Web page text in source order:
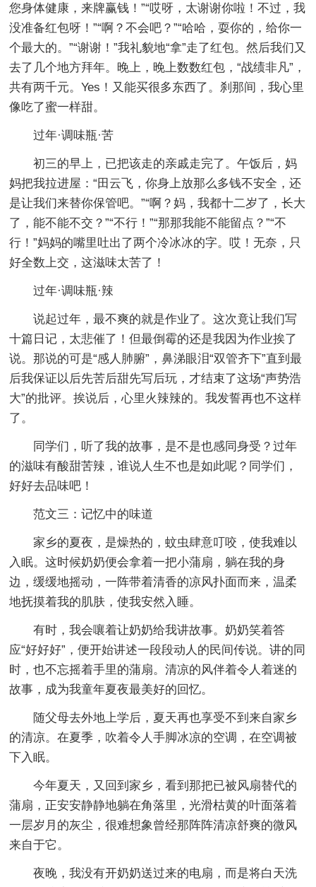
您身体健康，来牌赢钱！”“哎呀，太谢谢你啦！不过，我
没准备红包呀！”“啊？不会吧？”“哈哈，耍你的，给你一
个最大的。”“谢谢！”我礼貌地“拿”走了红包。然后我们又
去了几个地方拜年。晚上，晚上数数红包，“战绩非凡”，
共有两千元。Yes！又能买很多东西了。刹那间，我心里
像吃了蜜一样甜。
过年·调味瓶·苦
初三的早上，已把该走的亲戚走完了。午饭后，妈
妈把我拉进屋：“田云飞，你身上放那么多钱不安全，还
是让我们来替你保管吧。”“啊？妈，我都十二岁了，长大
了，能不能不交？”“不行！”“那那我能不能留点？”“不
行！”妈妈的嘴里吐出了两个冷冰冰的字。哎！无奈，只
好全数上交，这滋味太苦了！
过年·调味瓶·辣
说起过年，最不爽的就是作业了。这次竟让我们写
十篇日记，太悲催了！但最倒霉的还是我因为作业挨了
说。那说的可是“感人肺腑”，鼻涕眼泪“双管齐下”直到最
后我保证以后先苦后甜先写后玩，才结束了这场“声势浩
大”的批评。挨说后，心里火辣辣的。我发誓再也不这样
了。
同学们，听了我的故事，是不是也感同身受？过年
的滋味有酸甜苦辣，谁说人生不也是如此呢？同学们，
好好去品味吧！
范文三：记忆中的味道
家乡的夏夜，是燥热的，蚊虫肆意叮咬，使我难以
入眠。这时候奶奶便会拿着一把小蒲扇，躺在我的身
边，缓缓地摇动，一阵带着清香的凉风扑面而来，温柔
地抚摸着我的肌肤，使我安然入睡。
有时，我会嚷着让奶奶给我讲故事。奶奶笑着答
应“好好好”，便开始讲述一段段动人的民间传说。讲的同
时，也不忘摇着手里的蒲扇。清凉的风伴着令人着迷的
故事，成为我童年夏夜最美好的回忆。
随父母去外地上学后，夏天再也享受不到来自家乡
的清凉。在夏季，吹着令人手脚冰凉的空调，在空调被
下入眠。
今年夏天，又回到家乡，看到那把已被风扇替代的
蒲扇，正安安静静地躺在角落里，光滑枯黄的叶面落着
一层岁月的灰尘，很难想象曾经那阵阵清凉舒爽的微风
来自于它。
夜晚，我没有开奶奶送过来的电扇，而是将白天洗